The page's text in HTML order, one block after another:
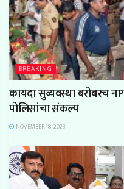
BREAKING
कायदा सुव्यवस्था बरोबरच
पोलिसांचा संकल्प
NOVEMBER 18, 2023